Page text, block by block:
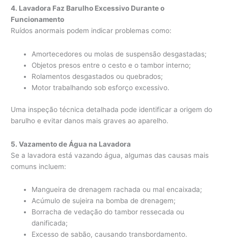
4. Lavadora Faz Barulho Excessivo Durante o
Funcionamento
Ruídos anormais podem indicar problemas como:
Amortecedores ou molas de suspensão desgastadas;
Objetos presos entre o cesto e o tambor interno;
Rolamentos desgastados ou quebrados;
Motor trabalhando sob esforço excessivo.
Uma inspeção técnica detalhada pode identificar a origem do
barulho e evitar danos mais graves ao aparelho.
5. Vazamento de Água na Lavadora
Se a lavadora está vazando água, algumas das causas mais
comuns incluem:
Mangueira de drenagem rachada ou mal encaixada;
Acúmulo de sujeira na bomba de drenagem;
Borracha de vedação do tambor ressecada ou
danificada;
Excesso de sabão, causando transbordamento.